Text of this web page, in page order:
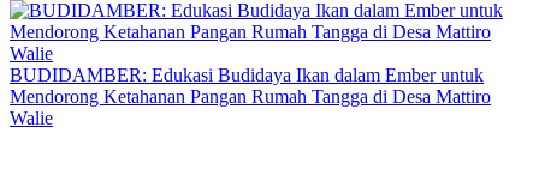
BUDIDAMBER: Edukasi Budidaya Ikan dalam Ember untuk
Mendorong Ketahanan Pangan Rumah Tangga di Desa Mattiro
Walie